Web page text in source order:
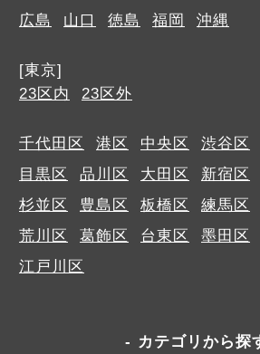
広島
山口 徳島 福岡 沖縄
[東京]
23区内
23区外
千代田区 港区 中央区 渋谷区
目黒区
品川区 大田区 新宿区
杉並区
豊島区 板橋区 練馬区
荒川区
葛飾区 台東区 墨田区
江戸川区
カテゴリから探